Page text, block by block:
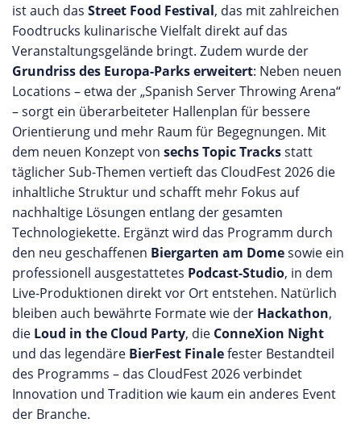
ist auch das Street Food Festival, das mit zahlreichen
Foodtrucks kulinarische Vielfalt direkt auf das
Veranstaltungsgelände bringt. Zudem wurde der
Grundriss des Europa-Parks erweitert: Neben neuen
Locations – etwa der „Spanish Server Throwing Arena“
– sorgt ein überarbeiteter Hallenplan für bessere
Orientierung und mehr Raum für Begegnungen. Mit
dem neuen Konzept von sechs Topic Tracksstatt
täglicher Sub-Themen vertieft das CloudFest 2026 die
inhaltliche Struktur und schafft mehr Fokus auf
nachhaltige Lösungen entlang der gesamten
Technologiekette. Ergänzt wird das Programm durch
den neu geschaffenen Biergarten am Domesowie ein
professionell ausgestattetes Podcast-Studio, in dem
Live-Produktionen direkt vor Ort entstehen. Natürlich
bleiben auch bewährte Formate wie der Hackathon,
die Loud in the Cloud Party, die ConneXion Night
und das legendäre BierFest Finalefester Bestandteil
des Programms – das CloudFest 2026 verbindet
Innovation und Tradition wie kaum ein anderes Event
der Branche.